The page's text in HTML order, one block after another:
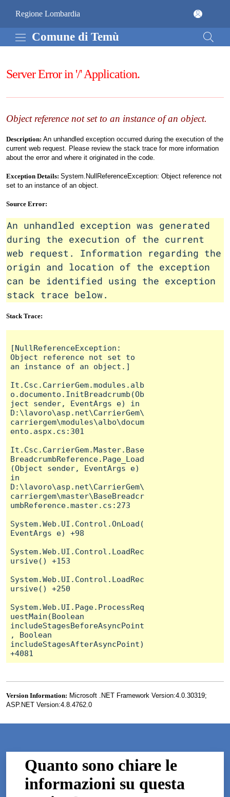
Comune di Temù
Regione Lombardia
Comune di Temù
Server Error in '/' Application.
Object reference not set to an instance of an object.
Description: An unhandled exception occurred during the execution of the
current web request. Please review the stack trace for more information
about the error and where it originated in the code.
Exception Details: System.NullReferenceException: Object reference not
set to an instance of an object.
Source Error:
An unhandled exception was generated
during the execution of the current
web request. Information regarding the
origin and location of the exception
can be identified using the exception
stack trace below.
Stack Trace:
[NullReferenceException:
Object reference not set to
an instance of an object.]
It.Csc.CarrierGem.modules.alb
o.documento.InitBreadcrumb(Ob
ject sender, EventArgs e) in
D:\lavoro\asp.net\CarrierGem\
carriergem\modules\albo\docum
ento.aspx.cs:301
It.Csc.CarrierGem.Master.Base
BreadcrumbReference.Page_Load
(Object sender, EventArgs e)
in
D:\lavoro\asp.net\CarrierGem\
carriergem\master\BaseBreadcr
umbReference.master.cs:273
System.Web.UI.Control.OnLoad(
EventArgs e) +98
System.Web.UI.Control.LoadRec
ursive() +153
System.Web.UI.Control.LoadRec
ursive() +250
System.Web.UI.Page.ProcessReq
uestMain(Boolean
includeStagesBeforeAsyncPoint
, Boolean
includeStagesAfterAsyncPoint)
Version Information: Microsoft .NET Framework Version:4.0.30319;
ASP.NET Version:4.8.4762.0
Quanto sono chiare le
informazioni su questa